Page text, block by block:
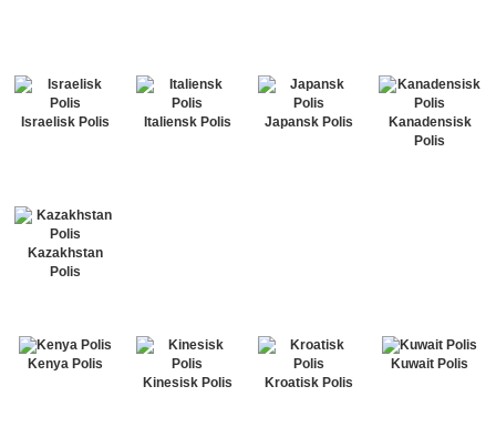
Israelisk Polis Italiensk Polis Japansk Polis
Kanadensisk
Polis
Kazakhstan
Polis
Kenya Polis
Kinesisk Polis
Kroatisk Polis
Kuwait Polis